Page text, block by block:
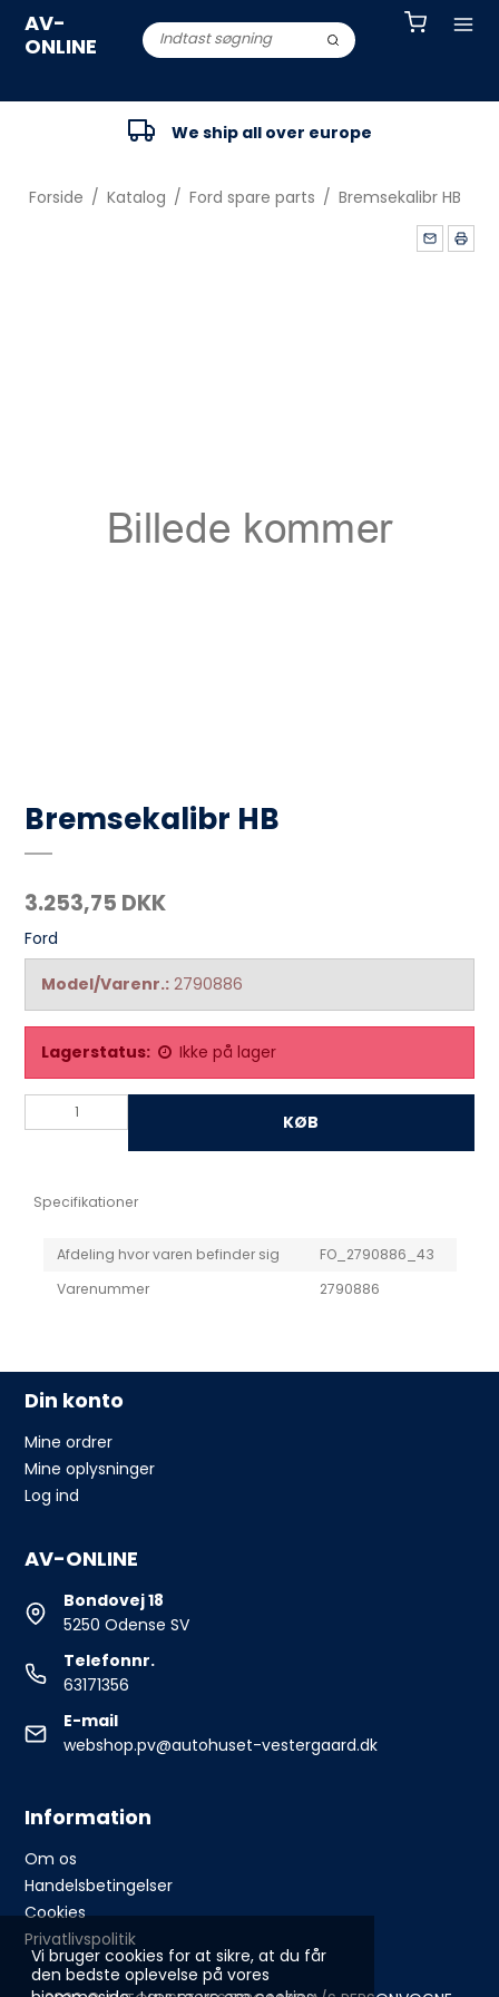
Vi bruger cookies for at sikre, at du får
den bedste oplevelse på vores
AV-
ONLINE
We ship all over europe
Forside / Katalog / Ford spare parts / Bremsekalibr HB
Bremsekalibr HB
3.253,75 DKK
Ford
Model/Varenr.: 2790886
Lagerstatus: Ikke på lager
KØB
Specifikationer
Afdeling hvor varen befinder sig
FO_2790886_43
Varenummer
2790886
Din konto
Mine ordrer
Mine oplysninger
Log ind
AV-ONLINE
Bondovej 18
5250 Odense SV
Telefonnr.
63171356
E-mail
webshop.pv@autohuset-vestergaard.dk
Information
Om os
Handelsbetingelser
Cookies
Privatlivspolitik